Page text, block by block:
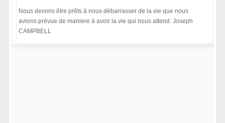
Nous devons être prêts à nous débarrasser de la vie que nous
avions prévue de maniere à avoir la vie qui nous attend. Joseph
CAMPBELL